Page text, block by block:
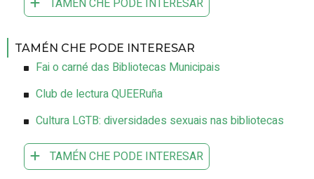
TAMÉN CHE PODE INTERESAR
TAMÉN CHE PODE INTERESAR
Fai o carné das Bibliotecas Municipais
Club de lectura QUEERuña
Cultura LGTB: diversidades sexuais nas bibliotecas
TAMÉN CHE PODE INTERESAR